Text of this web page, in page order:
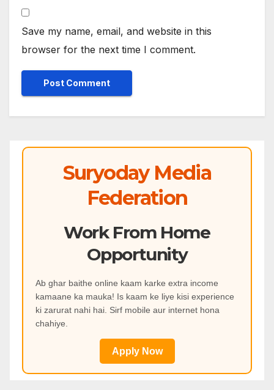
Save my name, email, and website in this
browser for the next time I comment.
Suryoday Media
Federation
Work From Home
Opportunity
Ab ghar baithe online kaam karke extra income
kamaane ka mauka! Is kaam ke liye kisi experience
ki zarurat nahi hai. Sirf mobile aur internet hona
chahiye.
Apply Now